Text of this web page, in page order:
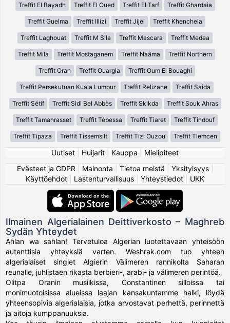
Treffit El Bayadh Treffit El Oued Treffit El Tarf Treffit Ghardaia
Treffit Guelma Treffit Illizi Treffit Jijel Treffit Khenchela
Treffit Laghouat Treffit M Sila Treffit Mascara Treffit Medea
Treffit Mila Treffit Mostaganem Treffit Naâma Treffit Northern
Treffit Oran Treffit Ouargla Treffit Oum El Bouaghi
Treffit Persekutuan Kuala Lumpur Treffit Relizane Treffit Saida
Treffit Sétif Treffit Sidi Bel Abbès Treffit Skikda Treffit Souk Ahras
Treffit Tamanrasset Treffit Tébessa Treffit Tiaret Treffit Tindouf
Treffit Tipaza Treffit Tissemsilt Treffit Tizi Ouzou Treffit Tlemcen
Uutiset Huijarit Kauppa
Mielipiteet
Evästeet ja GDPR
Mainonta Tietoa meistä Yksityisyys|
Käyttöehdot
Lastenturvallisuus Yhteystiedot UKK
Ilmainen Algerialainen Deittiverkosto – Maghreb
Sydän Yhteydet
Ahlan wa sahlan! Tervetuloa Algerian luotettavaan yhteisöön
autenttisia yhteyksiä varten. Weshrak.com tuo yhteen
algerialaiset singlet Algierin Välimeren rannikolta Saharan
reunalle, juhlistaen rikasta berbieri-, arabi- ja välimeren perintöä.
Olitpa Oranin musiikissa, Constantinen silloissa tai
monimuotoisissa alueissa laajan kansakuntamme halki, löydä
yhteensopivia algerialaisia, jotka arvostavat perhettä, perinnettä
ja aitoja kumppanuuksia.